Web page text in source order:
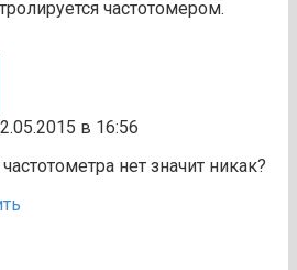
частотомером.
в 16:56
нет значит никак?